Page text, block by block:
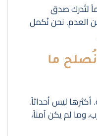
لتُدرك صدق
العدم. نحن نُكمل
ما
ليس أحداثاً.
وما لم يكن آمناً،